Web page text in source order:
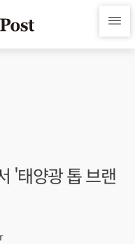
'태양광 톱 브랜